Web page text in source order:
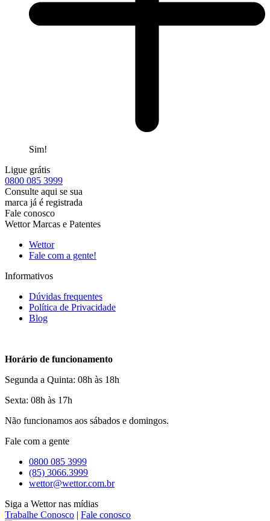
Sim!
Ligue grátis
0800 085 3999
Consulte aqui se sua
marca já é registrada
Fale conosco
Wettor Marcas e Patentes
Wettor
Fale com a gente!
Informativos
Dúvidas frequentes
Política de Privacidade
Blog
Horário de funcionamento
Segunda a Quinta: 08h às 18h
Sexta: 08h às 17h
Não funcionamos aos sábados e domingos.
Fale com a gente
0800 085 3999
(85) 3066.3999
wettor@wettor.com.br
Siga a Wettor nas mídias
Trabalhe Conosco | Fale conosco